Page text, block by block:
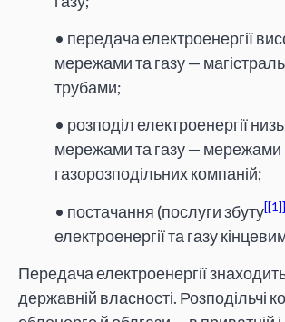
• передача електроенергії
мережами та газу —
трубами;
• розподіл електроенергії
мережами та газу — мережами
газорозподільних компаній;
• постачання (послуги збуту [1]
електроенергії та газу
Передача електроенергії
державній власності. Розподільчі